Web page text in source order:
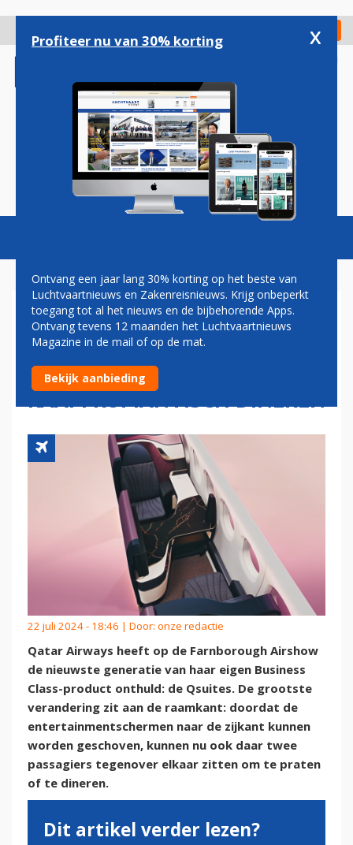
gaan
Check in
Magazine Podcasts Vacatures
QATAR AIRWAYS ONTHULT
NIEUWSTE GENERATIE
QSUITES: NU OOK AAN HET
RAAM ROMANTISCH DINEREN
22 juli 2024 - 18:46 | Door: onze redactie
Qatar Airways heeft op de Farnborough Airshow
de nieuwste generatie van haar eigen Business
Class-product onthuld: de Qsuites. De grootste
verandering zit aan de raamkant: doordat de
entertainmentschermen naar de zijkant kunnen
worden geschoven, kunnen nu ook daar twee
passagiers tegenover elkaar zitten om te praten
of te dineren.
Dit artikel verder lezen?
Profiteer nu van 30% korting x
Ontvang een jaar lang 30% korting op het beste van
Luchtvaartnieuws en Zakenreisnieuws. Krijg onbeperkt
toegang tot al het nieuws en de bijbehorende Apps.
Ontvang tevens 12 maanden het Luchtvaartnieuws
Magazine in de mail of op de mat.
Bekijk aanbieding